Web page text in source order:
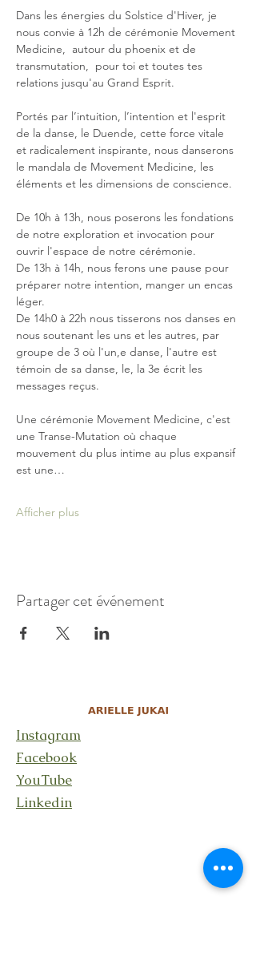
Dans les énergies du Solstice d'Hiver, je
nous convie à 12h de cérémonie Movement
Medicine,  autour du phoenix et de
transmutation,  pour toi et toutes tes
relations jusqu'au Grand Esprit.
Portés par l’intuition, l’intention et l'esprit
de la danse, le Duende, cette force vitale
et radicalement inspirante, nous danserons
le mandala de Movement Medicine, les
éléments et les dimensions de conscience.
De 10h à 13h, nous poserons les fondations
de notre exploration et invocation pour
ouvrir l'espace de notre cérémonie.
De 13h à 14h, nous ferons une pause pour
préparer notre intention, manger un encas
léger.
De 14h0 à 22h nous tisserons nos danses en
nous soutenant les uns et les autres, par
groupe de 3 où l'un,e danse, l'autre est
témoin de sa danse, le, la 3e écrit les
messages reçus.
Une cérémonie Movement Medicine, c'est
une Transe-Mutation où chaque
mouvement du plus intime au plus expansif
est une…
Afficher plus
Partager cet événement
Instagram
Facebook
YouTube
Linkedin